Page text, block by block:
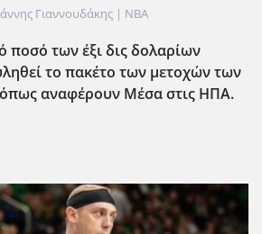
Γιαννουδάκης | NBA
ποσό των έξι δις δολαρίων
το πακέτο των μετοχών των
αναφέρουν Μέσα στις ΗΠΑ.